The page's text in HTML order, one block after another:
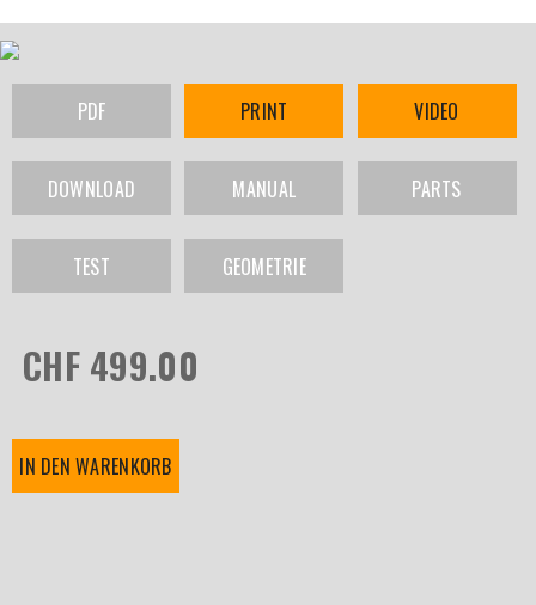
PDF PRINT VIDEO
DOWNLOAD MANUAL PARTS
TEST GEOMETRIE
CHF 499.00
IN DEN WARENKORB